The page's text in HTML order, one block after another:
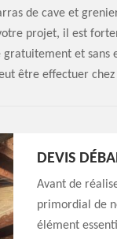
de cave et
projet, il est
et sans
être effectuer
DEVIS
Avant de
primordial de
élément